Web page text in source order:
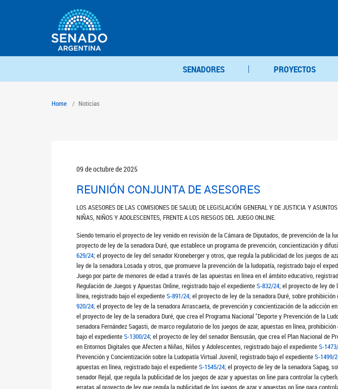
SENADORES PROYECTOS
Home Noticias
09 de octubre de 2025
REUNIÓN CONJUNTA DE ASESORES
LOS ASESORES DE LAS COMISIONES DE SALUD, DE LEGISLACIÓN GENERAL Y DE JUSTICIA Y
NIÑAS, NIÑOS Y ADOLESCENTES, FRENTE A LOS RIESGOS DEL JUEGO ONLINE.
Siendo temario el proyecto de ley venido en revisión de la Cámara de Diputados, de prevención de la
proyecto de ley de la senadora Duré, que establece un programa de prevención, concientización y
629/24; el proyecto de ley del senador Kroneberger y otros, que regula la publicidad de los juegos de
ley de la senadora Losada y otros, que promueve la prevención de la ludopatía, registrado bajo el
Juego por parte de menores de edad a través de las apuestas en línea en el ámbito educativo,
Regulación de Juegos y Apuestas Online, registrado bajo el expedienteS-832/24; el proyecto de ley de
línea, registrado bajo el expedienteS-891/24; el proyecto de ley de la senadora Duré, sobre
920/24; el proyecto de ley de la senadora Arrascaeta, de prevención y concientización de la adicción
el proyecto de ley de la senadora Duré, que crea el Programa Nacional "Deporte y Prevención de la
senadora Fernández Sagasti, de marco regulatorio de los juegos de azar, apuestas en línea,
bajo el expedienteS-1300/24; el proyecto de ley del senador Bensusán, que crea el Plan Nacional de
en Entornos Digitales que Afecten a Niñas, Niños y Adolescentes, registrado bajo el expedienteS-
Prevención y Concientización sobre la Ludopatía Virtual Juvenil, registrado bajo el expedienteS-1499/
apuestas en línea, registrado bajo el expedienteS-1545/24; el proyecto de ley de la senadora Sapag,
senador Rejal, que regula la publicidad de los juegos de azar y apuestas on line para controlar la
erratas al proyecto de ley que regula la publicidad de los juegos de azar y apuestas on line para